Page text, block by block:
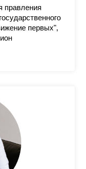
правления
первых",